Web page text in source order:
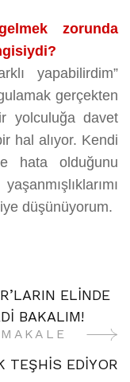
zorunda
yapabilirdim”
gerçekten
yolculuğa davet
hal alıyor. Kendi
hata olduğunu
düşünüyorum.
ELİNDE
BAKALIM!
TEŞHİS EDİYOR